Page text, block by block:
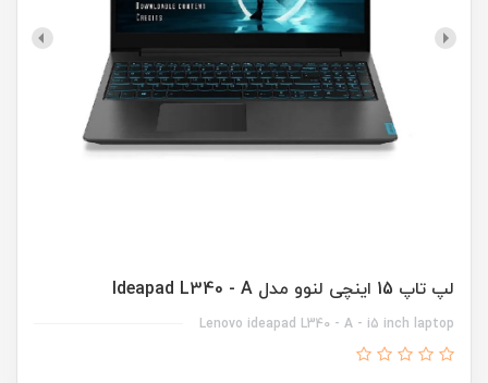
لپ تاپ 15 اینچی لنوو مدل Ideapad L340 - A
Lenovo ideapad L340 - A - i5 inch laptop